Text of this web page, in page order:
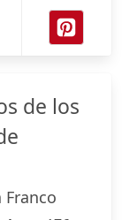
de los
Franco